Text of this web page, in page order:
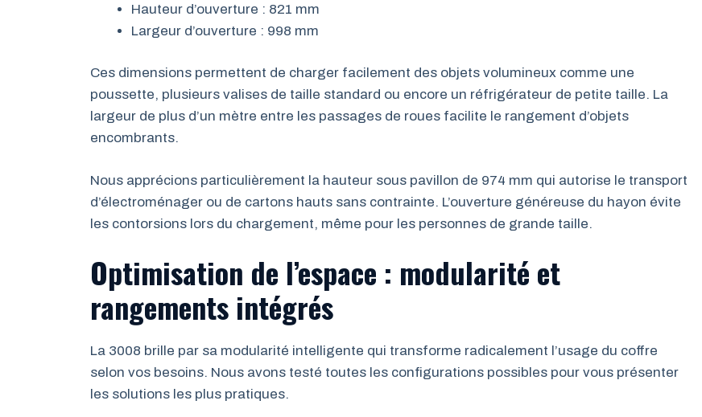
Hauteur d’ouverture : 821 mm
Largeur d’ouverture : 998 mm
Ces dimensions permettent de charger facilement des objets volumineux comme une
poussette, plusieurs valises de taille standard ou encore un réfrigérateur de petite taille. La
largeur de plus d’un mètre entre les passages de roues facilite le rangement d’objets
encombrants.
Nous apprécions particulièrement la hauteur sous pavillon de 974 mm qui autorise le transport
d’électroménager ou de cartons hauts sans contrainte. L’ouverture généreuse du hayon évite
les contorsions lors du chargement, même pour les personnes de grande taille.
Optimisation de l’espace : modularité et
rangements intégrés
La 3008 brille par sa modularité intelligente qui transforme radicalement l’usage du coffre
selon vos besoins. Nous avons testé toutes les configurations possibles pour vous présenter
les solutions les plus pratiques.